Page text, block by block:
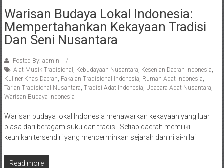
Warisan Budaya Lokal Indonesia:
Mempertahankan Kekayaan Tradisi
Dan Seni Nusantara
Posted By: admin
Alat Musik Tradisional , Kebudayaan Nusantara, Kesenian Daerah Indonesia,
Kuliner Khas Daerah, Pakaian Tradisional Indonesia, Rumah Adat Indonesia,
Tarian Tradisional Nusantara, Tradisi Adat Indonesia, Upacara Adat Nusantara,
Warisan Budaya Indonesia
Warisan budaya lokal Indonesia menawarkan kekayaan yang luar
biasa dari beragam suku dan tradisi. Setiap daerah memiliki
keunikan tersendiri yang mencerminkan sejarah dan nilai-nilai
Read more